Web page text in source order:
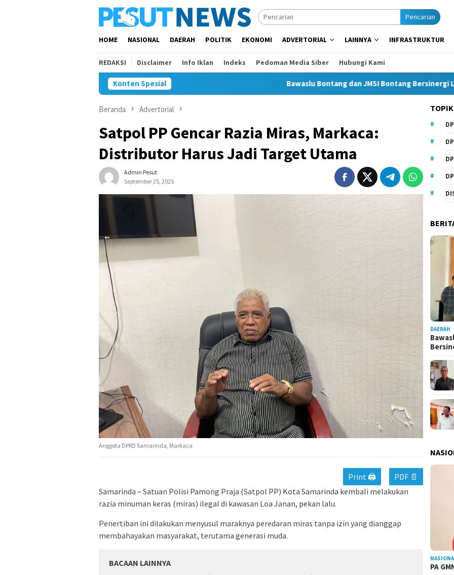
Pencarian
HOME NASIONAL DAERAH POLITIK EKONOMI ADVERTORIAL LAINNYA INFRASTRUKTUR
REDAKSI Disclaimer Info Iklan Indeks Pedoman Media Siber Hubungi Kami
Konten Spesial Bawaslu Bontang dan JMSI Bontang Bersinergi Lawan
Beranda Advertorial
Satpol PP Gencar Razia Miras, Markaca:
Distributor Harus Jadi Target Utama
Admin Pesut
September 25, 2025
Anggota DPRD Samarinda, Markaca
Print 🖨
PDF 📄
Samarinda – Satuan Polisi Pamong Praja (Satpol PP) Kota Samarinda kembali melakukan
razia minuman keras (miras) ilegal di kawasan Loa Janan, pekan lalu.
Penertiban ini dilakukan menyusul maraknya peredaran miras tanpa izin yang dianggap
membahayakan masyarakat, terutama generasi muda.
BACAAN LAINNYA
DAERAH
PA